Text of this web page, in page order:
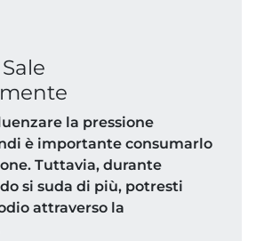
la pressione
è importante consumarlo
Tuttavia, durante
si suda di più, potresti
attraverso la